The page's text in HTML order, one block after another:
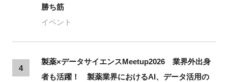
勝ち筋
イベント
4
製薬×データサイエンスMeetup2026 業界外出身
者も活躍！ 製薬業界におけるAI、データ活用の